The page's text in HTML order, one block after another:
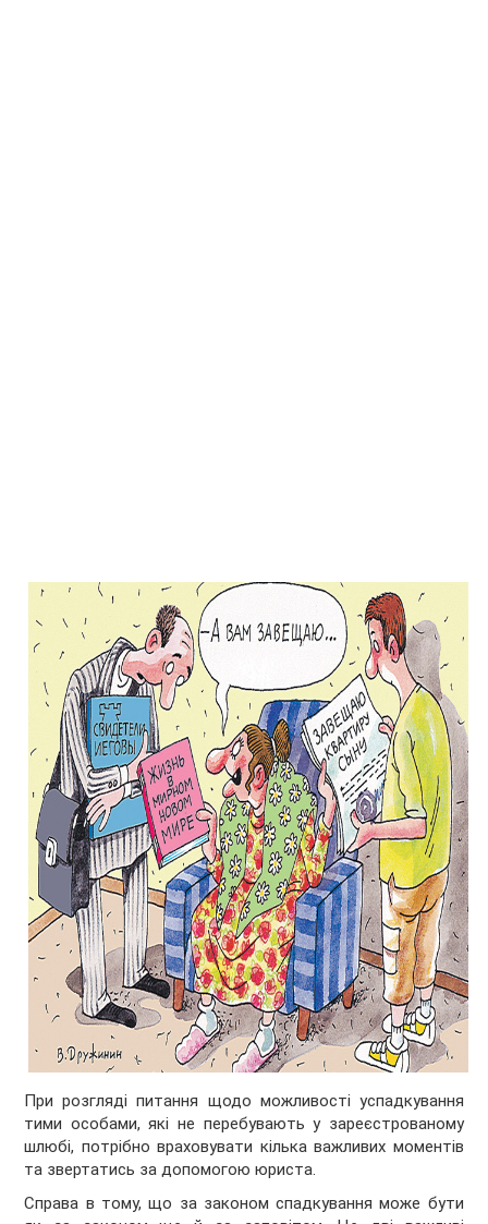
При розгляді питання щодо можливості успадкування
тими особами, які не перебувають у зареєстрованому
шлюбі, потрібно враховувати кілька важливих моментів
та звертатись задопомогою юриста.
Справа в тому, що за законом спадкування може бути